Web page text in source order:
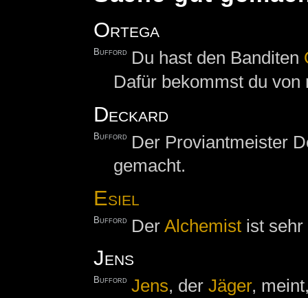
Ortega
Bufford Du hast den Banditen
Dafür bekommst du von
Deckard
Bufford
Der Proviantmeister
gemacht.
Esiel
Bufford DerAlchemist ist
Jens
Bufford Jens, derJäger,